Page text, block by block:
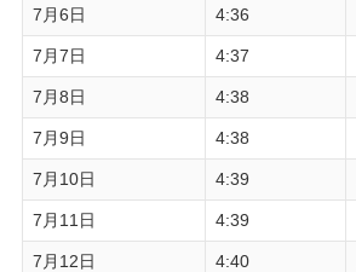
7月6日 4:36
7月7日 4:37
7月8日 4:38
7月9日 4:38
7月10日 4:39
7月11日 4:39
7月12日 4:40